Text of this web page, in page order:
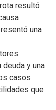
resultó
una
y una
casos
que